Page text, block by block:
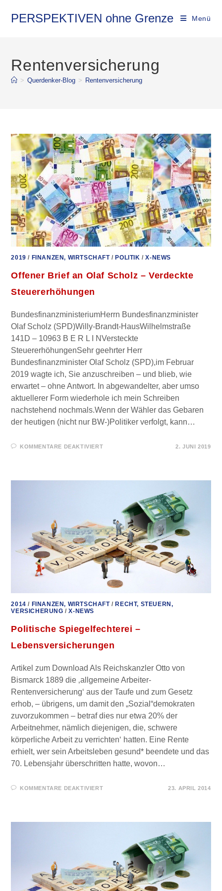
InhaltPERSPEKTIVEN ohne Grenze Menü
Rentenversicherung
> Querdenker-Blog > Rentenversicherung
2019 / FINANZEN, WIRTSCHAFT/POLITIK /X-NEWS
Offener Brief an Olaf Scholz – Verdeckte
Steuererhöhungen
BundesfinanzministeriumHerrn Bundesfinanzminister
Olaf Scholz (SPD)Willy-Brandt-HausWilhelmstraße
141D – 10963 B E R L I NVersteckte
SteuererhöhungenSehr geehrter Herr
Bundesfinanzminister Olaf Scholz (SPD),im Februar
2019 wagte ich, Sie anzuschreiben – und blieb, wie
erwartet – ohne Antwort. In abgewandelter, aber umso
aktuellerer Form wiederhole ich mein Schreiben
nachstehend nochmals.Wenn der Wähler das Gebaren
der heutigen (nicht nur BW-)Politiker verfolgt, kann…
KOMMENTARE DEAKTIVIERTFÜR
STEUERERHÖHUNGEN
2. JUNI 2019
2014 / FINANZEN, WIRTSCHAFT/RECHT, STEUERN,
VERSICHERUNG /X-NEWS
Politische Spiegelfechterei –
Lebensversicherungen
Artikel zum Download Als Reichskanzler Otto von
Bismarck 1889 die ‚allgemeine Arbeiter-
Rentenversicherung‘ aus der Taufe und zum Gesetz
erhob, – übrigens, um damit den „Sozial“demokraten
zuvorzukommen – betraf dies nur etwa 20% der
Arbeitnehmer, nämlich diejenigen, die‚ schwere
körperliche Arbeit zu verrichten‘ hatten. Eine Rente
erhielt, wer sein Arbeitsleben gesund* beendete und das
70. Lebensjahr überschritten hatte, wovon…
KOMMENTARE DEAKTIVIERTFÜR
23. APRIL 2014